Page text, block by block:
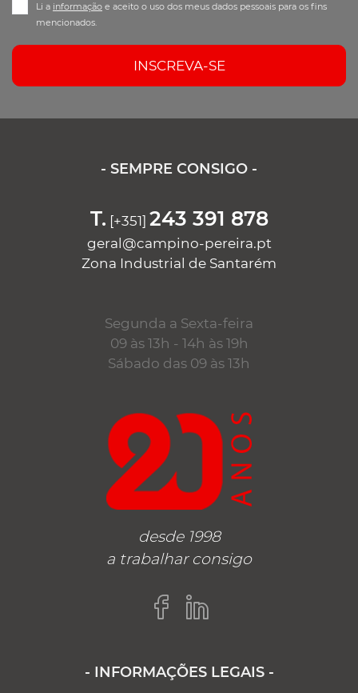
Li a informação e aceito o uso dos meus dados pessoais para os fins
mencionados.
INSCREVA-SE
- SEMPRE CONSIGO -
T. [+351] 243 391 878
geral@campino-pereira.pt
Zona Industrial de Santarém
Segunda a Sexta-feira
09 às 13h - 14h às 19h
Sábado das 09 às 13h
desde 1998
a trabalhar consigo
- INFORMAÇÕES LEGAIS -